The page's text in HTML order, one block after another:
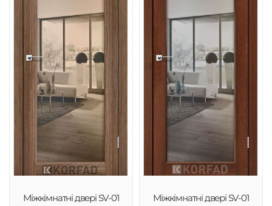
Міжкімнатні двері SV-01
Міжкімнатні двері SV-01